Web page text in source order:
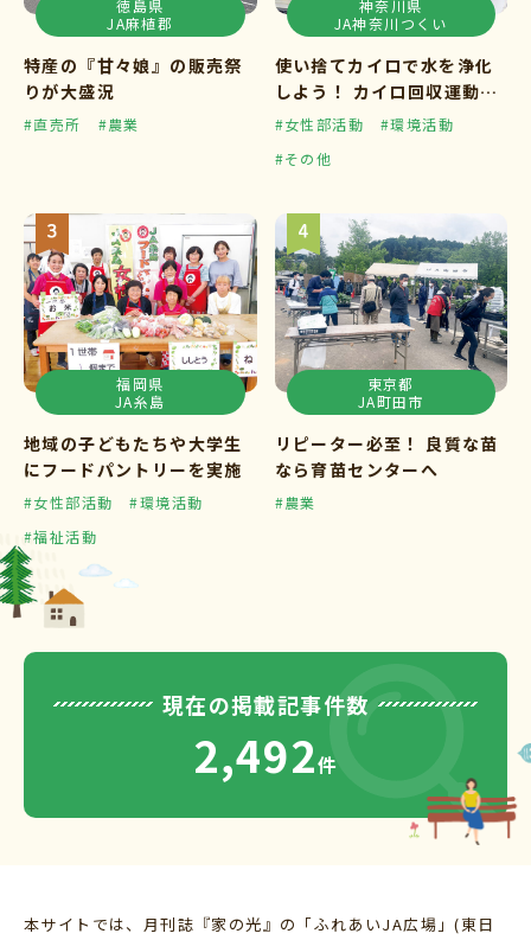
徳島県
JA麻植郡
特産の『甘々娘』の販売祭
りが大盛況
#直売所 #農業
神奈川県
JA神奈川つくい
使い捨てカイロで水を浄化
しよう！ カイロ回収運動ス
タート
#女性部活動
#環境活動
#その他
福岡県
JA糸島
地域の子どもたちや大学生
にフードパントリーを実施
#女性部活動
#環境活動
#福祉活動
東京都
JA町田市
リピーター必至！ 良質な苗
なら育苗センターへ
#農業
現在の掲載記事件数
2,492件
本サイトでは、月刊誌『家の光』の「ふれあいJA広場」(東日